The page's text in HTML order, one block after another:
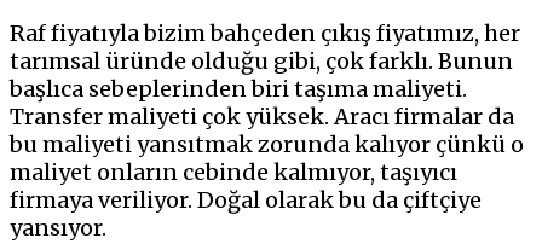
Raf fiyatıyla bizim bahçeden çıkış fiyatımız, her
tarımsal üründe olduğu gibi, çok farklı. Bunun
başlıca sebeplerinden biri taşıma maliyeti.
Transfer maliyeti çok yüksek. Aracı firmalar da
bu maliyeti yansıtmak zorunda kalıyor çünkü o
maliyet onların cebinde kalmıyor, taşıyıcı
firmaya veriliyor. Doğal olarak bu da çiftçiye
yansıyor.